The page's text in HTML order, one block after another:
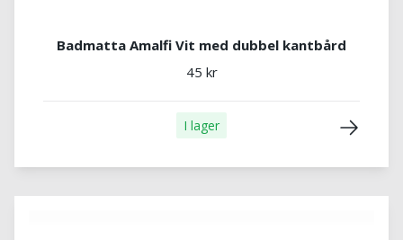
Badmatta Amalfi Vit med dubbel kantbård
45 kr
I lager